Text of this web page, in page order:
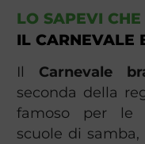
LO SAPEVI CHE
IL CARNEVALE
Il Carnevale
seconda della
famoso per le
scuole di